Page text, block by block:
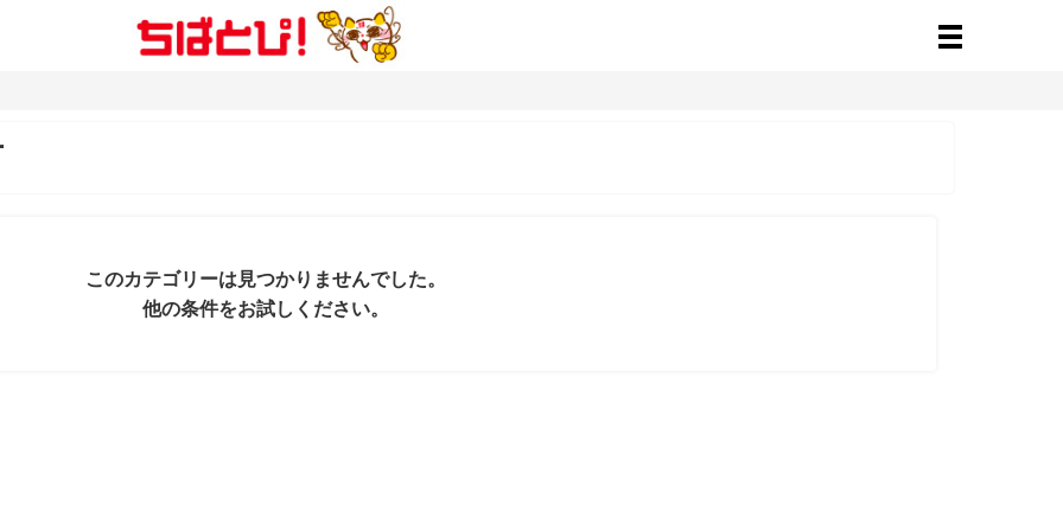
このカテゴリーは見つかりませんでした。
他の条件をお試しください。